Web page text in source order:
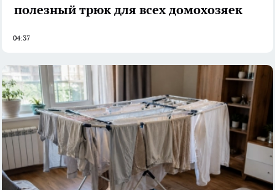
полезный трюк для всех домохозяек
04:37